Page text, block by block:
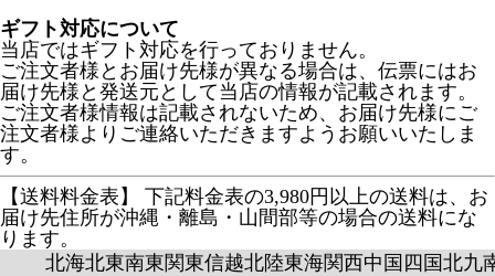
ギフト対応について
当店ではギフト対応を行っておりません。
ご注文者様とお届け先様が異なる場合は、伝票にはお
届け先様と発送元として当店の情報が記載されます。
ご注文者様情報は記載されないため、お届け先様にご
注文者様よりご連絡いただきますようお願いいたしま
す。
【送料料金表】
下記料金表の3,980円以上の送料は、お
届け先住所が沖縄・離島・山間部等の場合の送料にな
ります。
北海北東南東関東信越北陸東海関西中国 四国北九